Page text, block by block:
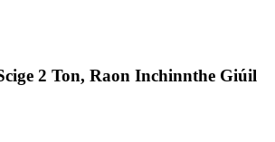
2 Ton, Raon Inchinnthe Giúil